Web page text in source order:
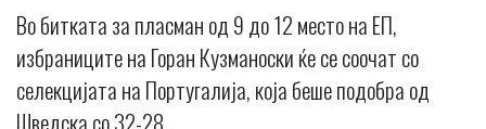
Во битката за пласман од 9 до 12 место на ЕП,
избраниците на Горан Кузманоски ќе се соочат со
селекцијата на Португалија, која беше подобра од
Шведска со 32-28.